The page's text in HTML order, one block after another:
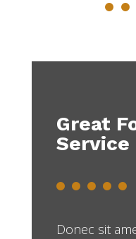
Great
Service
Donec sit